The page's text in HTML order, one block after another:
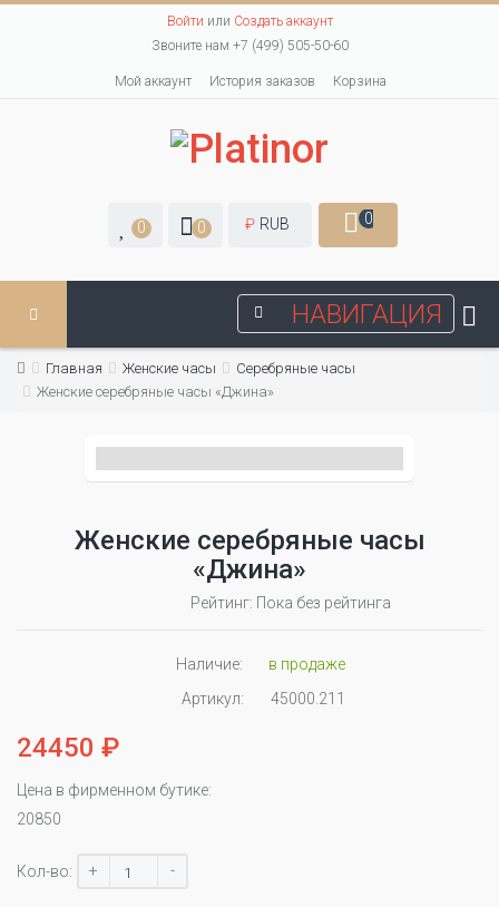
Войти или Создать аккаунт
Звоните нам +7 (499) 505-50-60
Мой аккаунт История заказов Корзина
0 0 ₽ RUB 0
НАВИГАЦИЯ
Главная Женские часы
Серебряные часы
Женские серебряные часы «Джина»
Женские серебряные часы
«Джина»
Рейтинг: Пока без рейтинга
Наличие:
в продаже
Артикул:
45000.211
24450 ₽
Цена в фирменном бутике:
20850
Кол-во: + -